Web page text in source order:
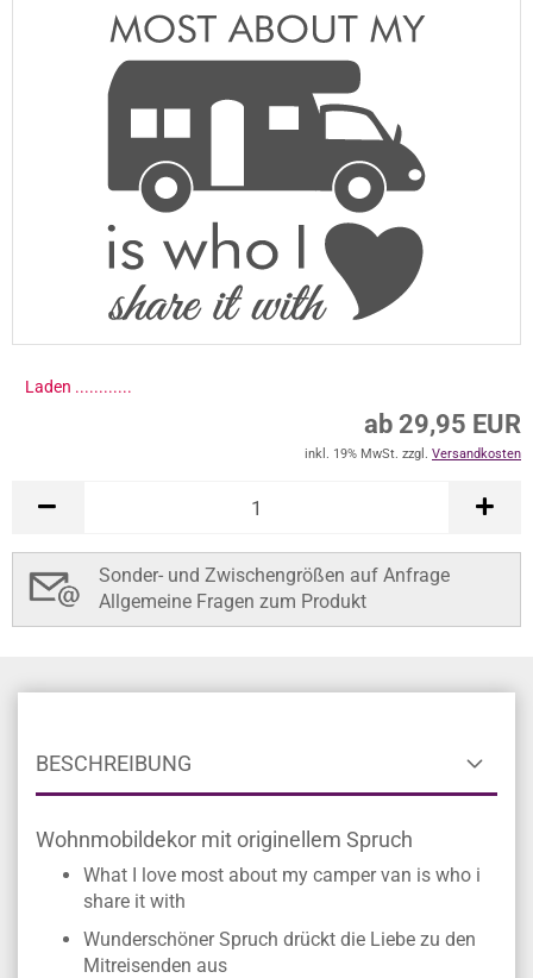
Laden .............
ab 29,95 EUR
inkl. 19% MwSt. zzgl. Versandkosten
Sonder- und Zwischengrößen auf Anfrage
Allgemeine Fragen zum Produkt
BESCHREIBUNG
Wohnmobildekor mit originellem Spruch
What I love most about my camper van is who i
share it with
Wunderschöner Spruch drückt die Liebe zu den
Mitreisenden aus